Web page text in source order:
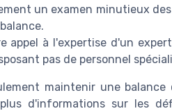
un examen minutieux
appel à l'expertise d'un
pas de personnel
maintenir une balance
d'informations sur les